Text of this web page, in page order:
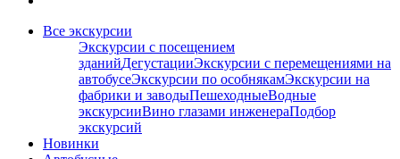
Все экскурсии
Экскурсии с посещением
зданийДегустацииЭкскурсии с перемещениями на
автобусеЭкскурсии по особнякамЭкскурсии на
фабрики и заводыПешеходныеВодные
экскурсииВино глазами инженераПодбор
экскурсий
Новинки